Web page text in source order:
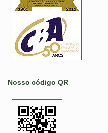
Nosso código QR